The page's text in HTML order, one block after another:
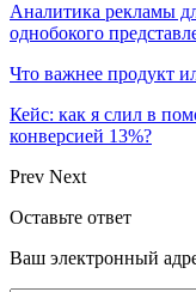
Аналитика рекламы
однобокого
Что важнее продукт
Кейс: как я слил в
конверсией 13%?
Prev Next
Оставьте ответ
Ваш электронный